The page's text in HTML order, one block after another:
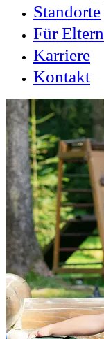
Standorte
Für Eltern
Karriere
Kontakt